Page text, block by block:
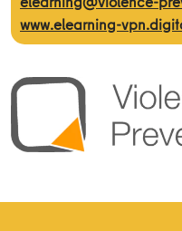
www.elearning-